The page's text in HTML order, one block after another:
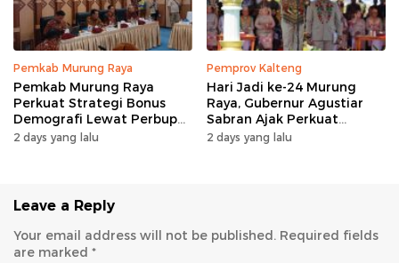
Pemkab Murung Raya
Pemkab Murung Raya
Perkuat Strategi Bonus
Demografi Lewat Perbup
Nomor 14 Tahun 2026
2 days yang lalu
Pemprov Kalteng
Hari Jadi ke-24 Murung
Raya, Gubernur Agustiar
Sabran Ajak Perkuat
Sinergi Pembangunan
2 days yang lalu
Leave a Reply
Your email address will not be published. Required fields
are marked *